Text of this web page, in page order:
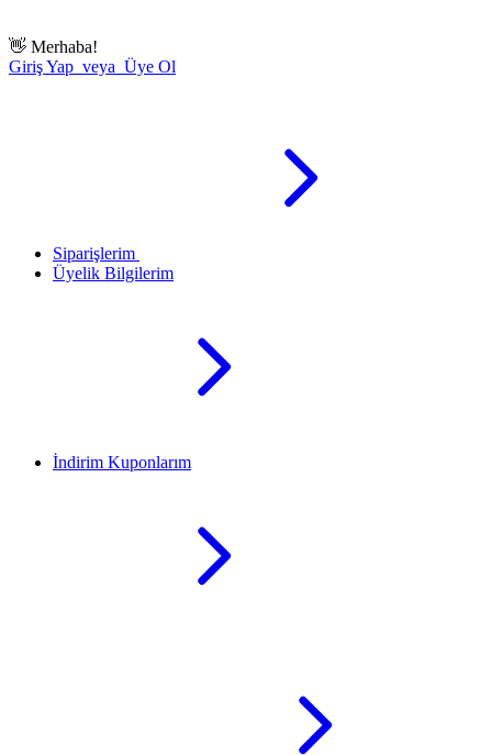
👋 Merhaba!
Giriş Yap veya Üye Ol
Siparişlerim
Üyelik Bilgilerim
İndirim Kuponlarım